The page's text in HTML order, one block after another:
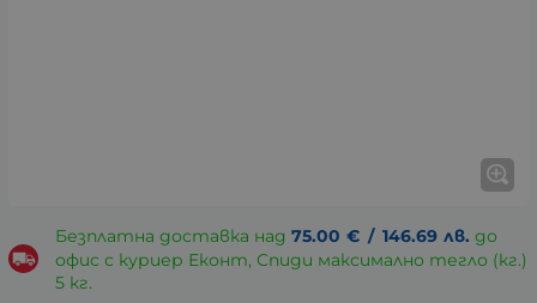
Безплатна доставка над 75.00 € / 146.69 лв. до
офис с куриер Еконт, Спиди максимално тегло (кг.)
5 кг.